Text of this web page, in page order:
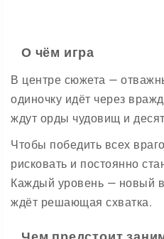
О чём игра
В центре сюжета —
одиночку идёт через
ждут орды чудовищ и
Чтобы победить всех
рисковать и постоянно
Каждый уровень — новый
ждёт решающая схватка.